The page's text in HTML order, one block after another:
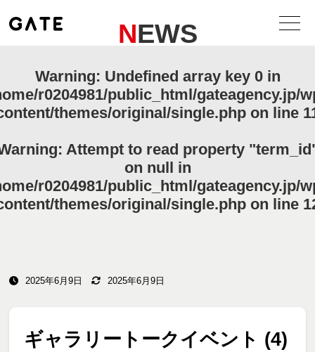
NEWS
Warning: Undefined array key 0 in
r0204981/public_html/gateagency.jp/
themes/original/single.php on line
: Attempt to read property
on null in
r0204981/public_html/gateagency.jp/
themes/original/single.phpon line
2025年6月9日 2025年6月9日
ギャラリートークイベント (4)